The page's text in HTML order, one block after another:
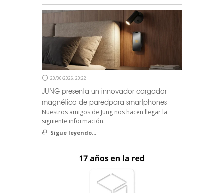
20/06/2026, 20:22
JUNG presenta un innovador cargador
magnético de paredpara smartphones
Nuestros amigos de Jung nos hacen llegar la
siguiente información.
Sigue leyendo...